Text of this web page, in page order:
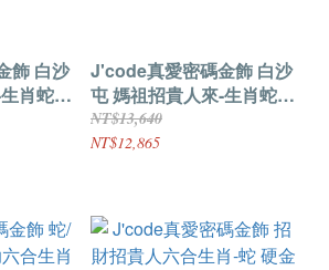
飾 白沙
肖蛇
J'code真愛密碼金飾 白沙
屯 媽祖招貴人來-生肖蛇硬
金墜子 送項鍊
NT$13,640
NT$12,865